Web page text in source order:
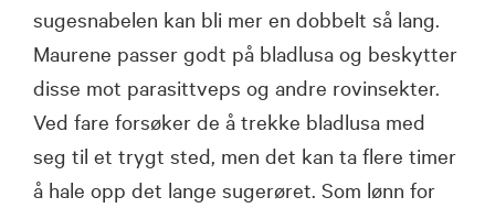
sugesnabelen kan bli mer en dobbelt så lang.
Maurene passer godt på bladlusa og beskytter
disse mot parasittveps og andre rovinsekter.
Ved fare forsøker de å trekke bladlusa med
seg til et trygt sted, men det kan ta flere timer
å hale opp det lange sugerøret. Som lønn for